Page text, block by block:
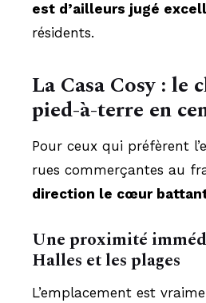
est d’ailleurs jugé
résidents.
La Casa Cosy : le
pied-à-terre en
Pour ceux qui préfèrent
rues commerçantes au
direction le cœur
Une proximité
Halles et les plages
L’emplacement est